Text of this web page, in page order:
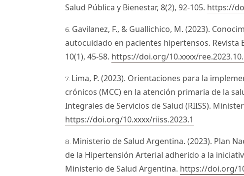
Salud Pública y Bienestar, 8(2), 92-105. https://
Gavilanez, F., & Guallichico, M. (2023).
autocuidado en pacientes hipertensos. Revista
10(1), 45-58. https://doi.org/10.xxxx/
Lima, P. (2023). Orientaciones para la
crónicos (MCC) en la atención primaria de la
Integrales de Servicios de Salud (RIISS).
https://doi.org/10.xxxx/riiss.2023.1
Ministerio de Salud Argentina. (2023). Plan
de la Hipertensión Arterial adherido a la
Ministerio de Salud Argentina. https://doi.org/